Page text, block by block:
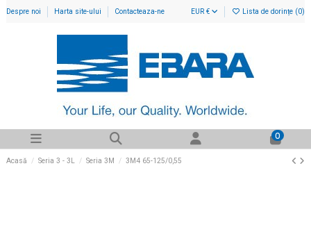
Despre noi Harta site-ului Contacteaza-ne EUR € Lista de dorințe (0)
0
Acasă Seria 3 - 3L Seria 3M 3M4 65-125/0,55